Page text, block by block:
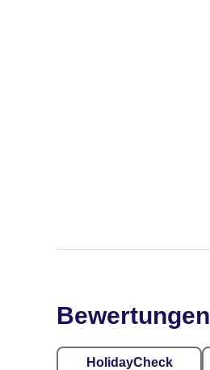
Bewertungen
HolidayCheck